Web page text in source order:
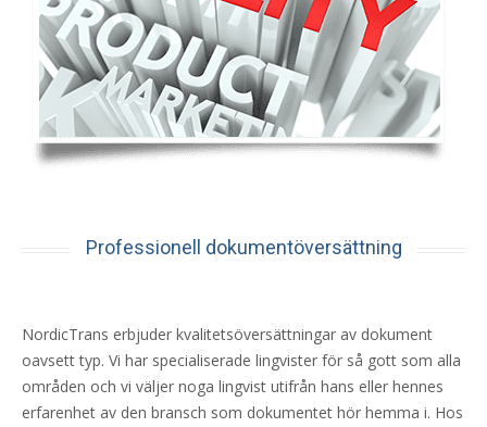
Professionell dokumentöversättning
NordicTrans erbjuder kvalitetsöversättningar av dokument
oavsett typ. Vi har specialiserade lingvister för så gott som alla
områden och vi väljer noga lingvist utifrån hans eller hennes
erfarenhet av den bransch som dokumentet hör hemma i. Hos